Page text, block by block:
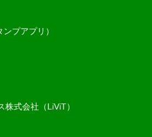
プアプリ）
式会社（LiViT）